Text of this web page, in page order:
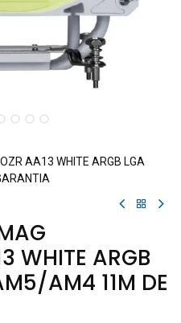
AA13 WHITE ARGB LGA
WHITE ARGB
AM4 11M DE